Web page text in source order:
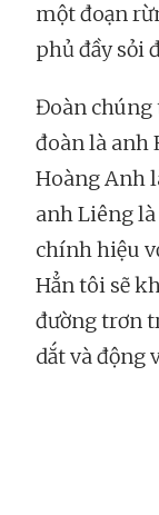
một đoạn
phủ đầy sỏi
Đoàn chúng
đoàn là anh
Hoàng Anh
anh Liêng
chính hiệu
Hẳn tôi sẽ
đường trơn
dắt và động